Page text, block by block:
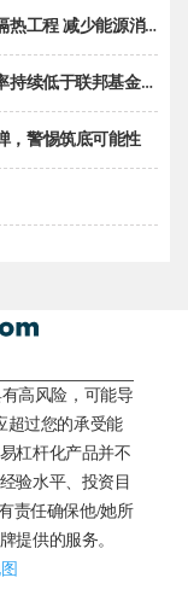
工程 减少能源消耗
联邦基金利率目标区间
，警惕筑底可能性
高风险，可能导
超过您的承受能
杠杆化产品并不
验水平、投资目
责任确保他/她所
提供的服务。